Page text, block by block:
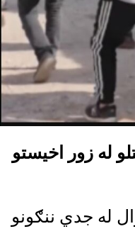
له زور اخیستو
له جدي ننګونو